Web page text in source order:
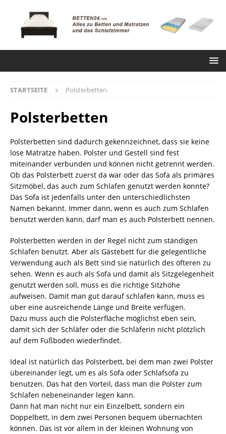
STARTSEITE Polsterbetten
Polsterbetten
Polsterbetten sind dadurch gekennzeichnet, dass sie keine
lose Matratze haben. Polster und Gestell sind fest
miteinander verbunden und können nicht getrennt werden.
Ob das Polsterbett zuerst da war oder das Sofa als primäres
Sitzmöbel, das auch zum Schlafen genutzt werden konnte?
Das Sofa ist jedenfalls unter den unterschiedlichsten
Namen bekannt. Immer dann, wenn es auch zum Schlafen
benutzt werden kann, darf man es auch Polsterbett nennen.
Polsterbetten werden in der Regel nicht zum ständigen
Schlafen benutzt. Aber als Gästebett für die gelegentliche
Verwendung auch als Bett sind sie natürlich des öfteren zu
sehen. Wenn es auch als Sofa und damit als Sitzgelegenheit
genutzt werden soll, muss es die richtige Sitzhöhe
aufweisen. Damit man gut darauf schlafen kann, muss es
über eine ausreichende Länge und Breite verfügen.
Dazu muss auch die Polsterfläche möglichst eben sein,
damit sich der Schläfer oder die Schläferin nicht plötzlich
auf dem Fußboden wiederfindet.
Ideal ist natürlich das Polsterbett, bei dem man zwei Polster
übereinander legt, um es als Sofa oder Schlafsofa zu
benutzen. Das hat den Vorteil, dass man die Polster zum
Schlafen nebeneinander legen kann.
Dann hat man nicht nur ein Einzelbett, sondern ein
Doppelbett, in dem zwei Personen bequem übernachten
können. Das ist vor allem in der kleinen Wohnung von